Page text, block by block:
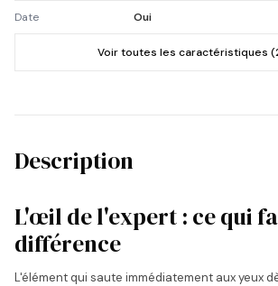
Date Oui
Voir toutes les caractéristiques
Description
L'œil de l'expert : ce qui
différence
L'élément qui saute immédiatement aux yeux